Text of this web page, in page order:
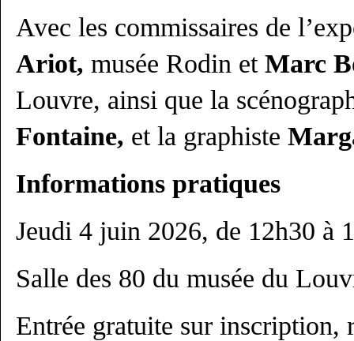
Avec les commissaires de
Ariot, musée Rodin et Marc
Louvre, ainsi que la
Fontaine, et la graphiste
Informations pratiques
Jeudi 4 juin 2026, de 12h30 à
Salle des 80 du musée du
Entrée gratuite sur inscription,